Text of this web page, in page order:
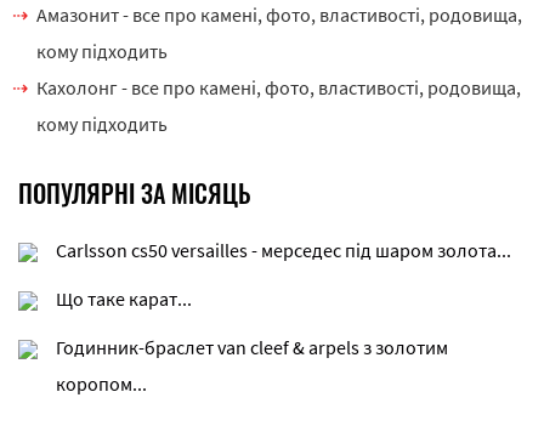
Амазонит - все про камені, фото, властивості, родовища,
кому підходить
Кахолонг - все про камені, фото, властивості, родовища,
кому підходить
ПОПУЛЯРНІ ЗА МІСЯЦЬ
Carlsson cs50 versailles - мерседес під шаром золота...
Що таке карат...
Годинник-браслет van cleef & arpels з золотим
коропом...